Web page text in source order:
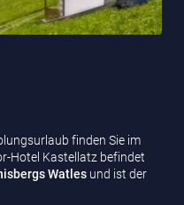
finden Sie im
Hotel Kastellatz befindet
Watles und ist der